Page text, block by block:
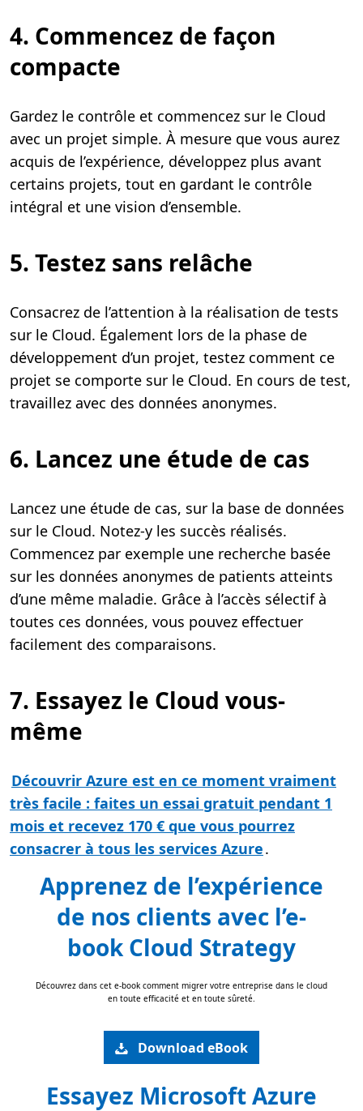
4. Commencez de façon
compacte
Gardez le contrôle et commencez sur le Cloud
avec un projet simple. À mesure que vous aurez
acquis de l’expérience, développez plus avant
certains projets, tout en gardant le contrôle
intégral et une vision d’ensemble.
5. Testez sans relâche
Consacrez de l’attention à la réalisation de tests
sur le Cloud. Également lors de la phase de
développement d’un projet, testez comment ce
projet se comporte sur le Cloud. En cours de test,
travaillez avec des données anonymes.
6. Lancez une étude de cas
Lancez une étude de cas, sur la base de données
sur le Cloud. Notez-y les succès réalisés.
Commencez par exemple une recherche basée
sur les données anonymes de patients atteints
d’une même maladie. Grâce à l’accès sélectif à
toutes ces données, vous pouvez effectuer
facilement des comparaisons.
7. Essayez le Cloud vous-
même
Découvrir Azure est en ce moment vraiment
très facile : faites un essai gratuit pendant 1
mois et recevez 170 € que vous pourrez
consacrer à tous les services Azure.
Apprenez de l’expérience
de nos clients avec l’e-
book Cloud Strategy
Découvrez dans cet e-book comment migrer votre entreprise dans le cloud
en toute efficacité et en toute sûreté.
Download eBook
Essayez Microsoft Azure